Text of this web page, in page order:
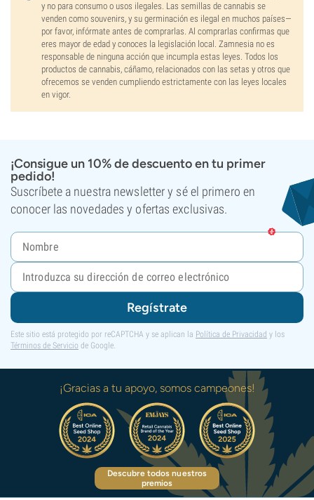
y no para consumo o usos ilegales. Las semillas de cannabis se
venden como souvenirs, y su germinación es ilegal en muchos países—
por favor, infórmate antes de comprarlas. Al comprarlas confirmas que
eres mayor de edad y conoces la legislación local. Zamnesia no es
responsable de ninguna acción que incumpla estas leyes. Todos los
productos de cannabis, cáñamo, relacionados con las setas y otros que
ofrecemos se venden cumpliendo estrictamente con las leyes locales
en vigor.
¡Consigue un 10% de descuento en tu primer
pedido!
Suscríbete a nuestra newsletter y sé el primero en
conocer las novedades y ofertas exclusivas.
Regístrate
Este sitio está protegido por reCAPTCHA y se aplican la Política de Privacidad y los
Términos de Servicio de Google.
¡Gracias a tu apoyo, somos campeones!
Descubre todos nuestros
premios